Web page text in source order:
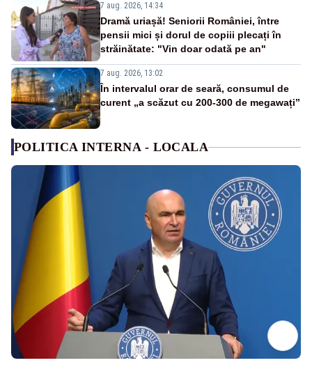
7 aug. 2026, 14:34
Dramă uriașă! Seniorii României, între
pensii mici și dorul de copiii plecați în
străinătate: "Vin doar odată pe an"
7 aug. 2026, 13:02
În intervalul orar de seară, consumul de
curent „a scăzut cu 200-300 de megawați”
POLITICA INTERNA - LOCALA